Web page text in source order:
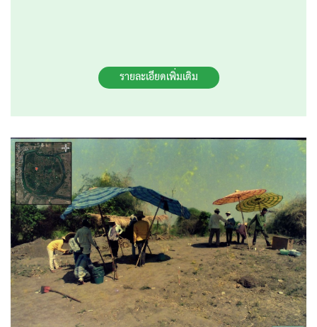
รายละเอียดเพิ่มเติม